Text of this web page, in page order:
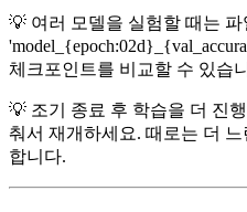
💡 여러 모델을 실험할 때는
체크포인트를 비교할 수 있습
💡 조기 종료 후 학습을 더 진
춰서 재개하세요. 때로는 더
합니다.